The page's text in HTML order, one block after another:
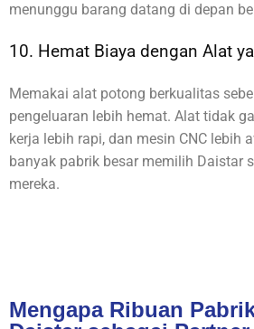
menunggu barang datang di depan
10. Hemat Biaya dengan Alat
Memakai alat potong berkualitas
pengeluaran lebih hemat. Alat tidak
kerja lebih rapi, dan mesin CNC lebih
banyak pabrik besar memilih Daistar
mereka.
Mengapa Ribuan